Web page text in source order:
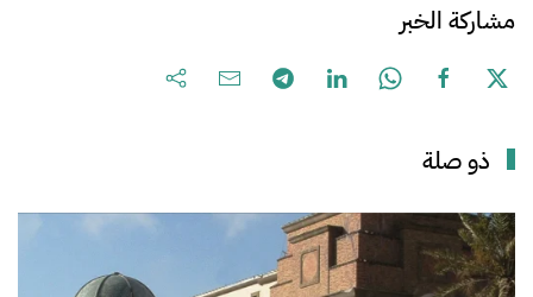
مشاركة الخبر
ذو صلة